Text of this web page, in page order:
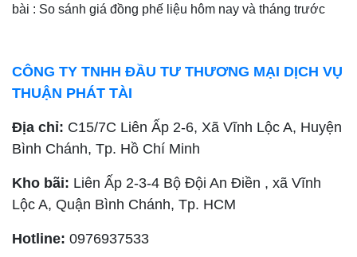
bài : So sánh giá đồng phế liệu hôm nay và tháng trước
CÔNG TY TNHH ĐẦU TƯ THƯƠNG MẠI DỊCH VỤ
THUẬN PHÁT TÀI
Địa chỉ: C15/7C Liên Ấp 2-6, Xã Vĩnh Lộc A, Huyện
Bình Chánh, Tp. Hồ Chí Minh
Kho bãi: Liên Ấp 2-3-4 Bộ Đội An Điền , xã Vĩnh
Lộc A, Quận Bình Chánh, Tp. HCM
Hotline: 0976937533